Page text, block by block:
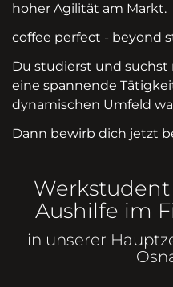
Aushilfe im
in unserer
hoher Agilität am Markt.
coffee perfect - beyond
Du studierst und
eine spannende
dynamischen Umfeld
Dann bewirb dich jetzt